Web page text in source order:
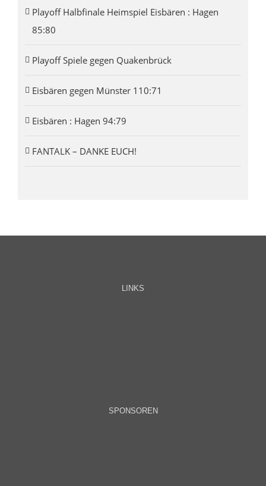
Playoff Halbfinale Heimspiel Eisbären : Hagen
85:80
Playoff Spiele gegen Quakenbrück
Eisbären gegen Münster 110:71
Eisbären : Hagen 94:79
FANTALK – DANKE EUCH!
LINKS
SPONSOREN